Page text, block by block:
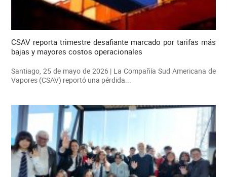
CSAV reporta trimestre desafiante marcado por tarifas más
bajas y mayores costos operacionales
Santiago, 25 de mayo de 2026 | La Compañía Sud Americana de
Vapores (CSAV) reportó una pérdida...